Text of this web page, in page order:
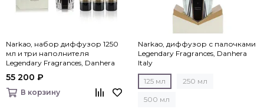
Narkao, набор диффузор 1250
мл и три наполнителя
Legendary Fragrances, Danhera
Italy
55 200 ₽
В корзину
Narkao, диффузор с палочками
Legendary Fragrances, Danhera
Italy
125 мл 250 мл
500 мл